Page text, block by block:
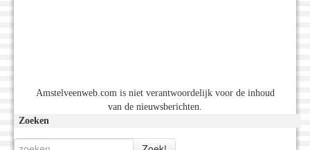
Amstelveenweb.com is niet verantwoordelijk voor de inhoud
van de nieuwsberichten.
Zoeken